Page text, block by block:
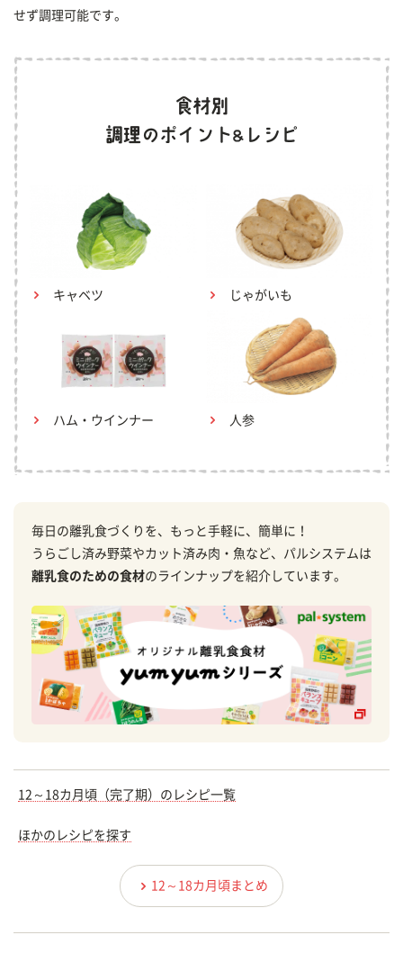
せず調理可能です。
キャベツ じゃがいも
ハム・ウインナー 人参
毎日の離乳食づくりを、もっと手軽に、簡単に！
うらごし済み野菜やカット済み肉・魚など、パルシステムは
離乳食のための食材のラインナップを紹介しています。
12～18カ月頃（完了期）のレシピ一覧
ほかのレシピを探す
12～18カ月頃まとめ